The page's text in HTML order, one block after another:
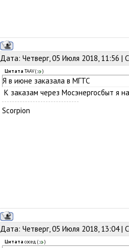
Дата: Четверг, 05 Июля 2018, 11:56 |
Цитата TAAV( )
Я в июне заказала в МГТС
К заказам через Мосэнергосбыт я
Scorpion
Дата: Четверг, 05 Июля 2018, 13:04 |
Цитата сосед ( )